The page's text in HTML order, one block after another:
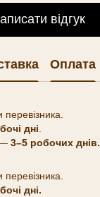
відгук
Оплата
дні
— 3–5 робочих днів.
дні.